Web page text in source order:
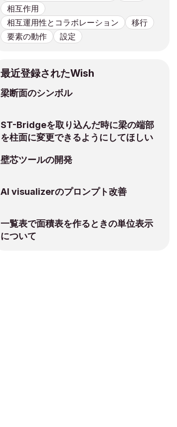
相互作用
相互運用性とコラボレーション
移行
要素の動作
設定
最近登録されたWish
梁断面のシンボル
ST-Bridgeを取り込んだ時に梁の端部
を柱面に変更できるようにしてほしい
壁芯ツールの開発
AI visualizerのプロンプト改善
一覧表で面積表を作るときの単位表示
について